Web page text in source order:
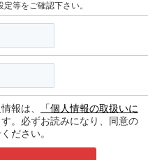
等をご確認下さい。
報は、
「個人情報の取扱いに
。必ずお読みになり、同意の
ださい。